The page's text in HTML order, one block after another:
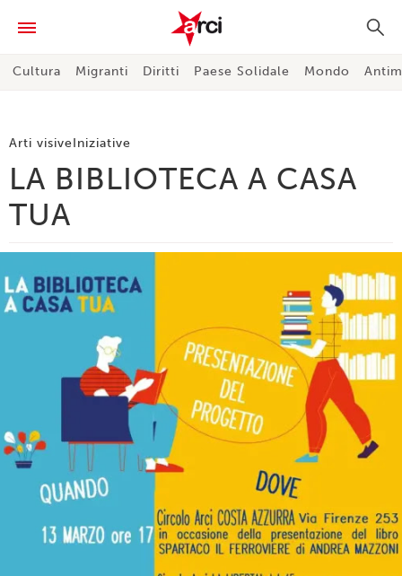
Cultura Migranti Diritti Paese Solidale Mondo
Arti visiveIniziative
LA BIBLIOTECA A CASA
TUA